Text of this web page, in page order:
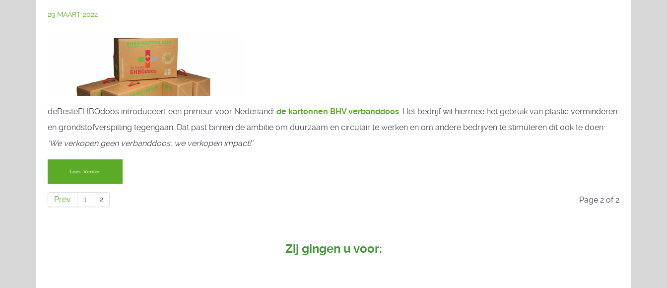
29 MAART 2022
deBesteEHBOdoos introduceert een primeur voor Nederland: de kartonnen BHV verbanddoos. Het bedrijf wil hiermee het gebruik van plastic verminderen
en grondstofverspilling tegengaan. Dat past binnen de ambitie om duurzaam en circulair te werken en om andere bedrijven te stimuleren dit ook te doen:
‘We verkopen geen verbanddoos, we verkopen impact!’
Lees Verder
Page 2 of 2
Prev 1 2
Zij gingen u voor: